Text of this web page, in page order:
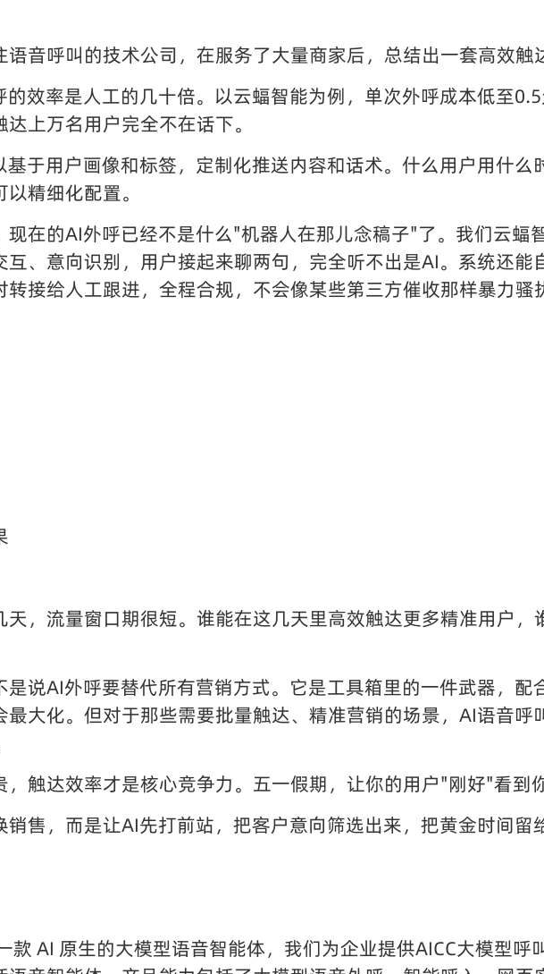
语音呼叫的技术公司，在服务了大量商家后，总结出一套高效触
的效率是人工的几十倍。以云蝠智能为例，单次外呼成本低至
上万名用户完全不在话下。
基于用户画像和标签，定制化推送内容和话术。什么用户用什么
精细化配置。
现在的AI外呼已经不是什么"机器人在那儿念稿子"了。我们云蝠
互、意向识别，用户接起来聊两句，完全听不出是AI。系统还能
转接给人工跟进，全程合规，不会像某些第三方催收那样暴力骚
天，流量窗口期很短。谁能在这几天里高效触达更多精准用户，
是说AI外呼要替代所有营销方式。它是工具箱里的一件武器，配
最大化。但对于那些需要批量触达、精准营销的场景，AI语音呼
，触达效率才是核心竞争力。五一假期，让你的用户"刚好"看到你
销售，而是让AI先打前站，把客户意向筛选出来，把黄金时间留
款 AI 原生的大模型语音智能体，我们为企业提供AICC大模型呼